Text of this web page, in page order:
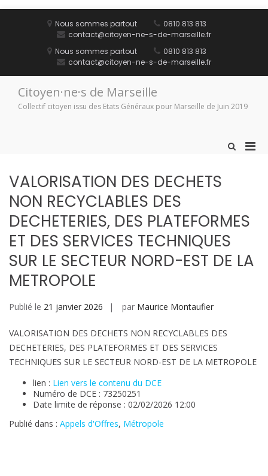
Nous sommes partout
0810 813 813
contact@citoyen-ne-s-de-marseille.fr
Nous sommes partout
0810 813 813
contact@citoyen-ne-s-de-marseille.fr
Citoyen·ne·s de Marseille
Collectif citoyen issu des Etats Généraux pour Marseille de Juin 2019
Afficher
VALORISATION DES DECHETS
NON RECYCLABLES DES
DECHETERIES, DES PLATEFORMES
ET DES SERVICES TECHNIQUES
SUR LE SECTEUR NORD-EST DE LA
METROPOLE
Publié le 21 janvier 2026 par Maurice Montaufier
VALORISATION DES DECHETS NON RECYCLABLES DES
DECHETERIES, DES PLATEFORMES ET DES SERVICES
TECHNIQUES SUR LE SECTEUR NORD-EST DE LA METROPOLE
lien : Lien vers le contenu du DCE
Numéro de DCE : 73250251
Date limite de réponse : 02/02/2026 12:00
Publié dans : Appels d'Offres, Métropole